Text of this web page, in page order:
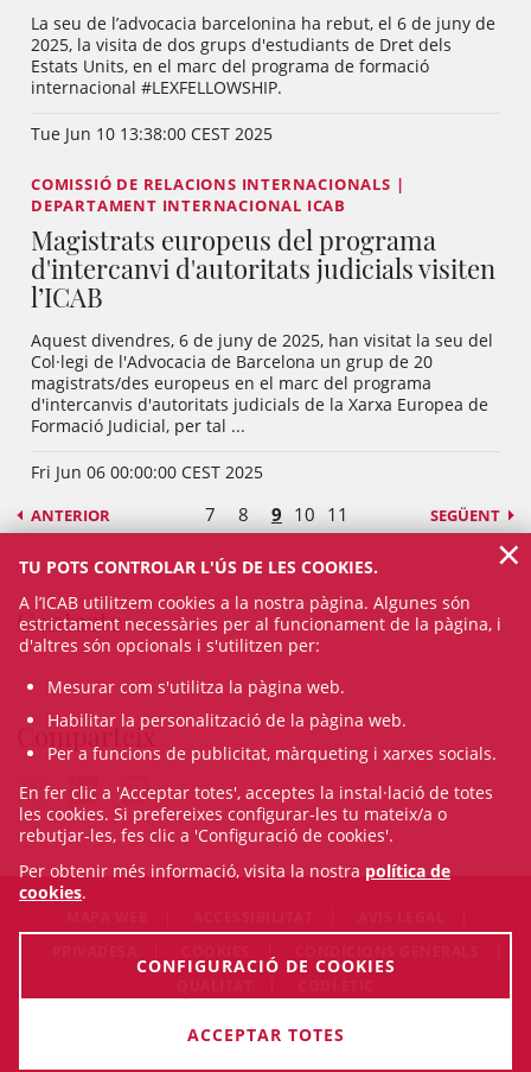
La seu de l’advocacia barcelonina ha rebut, el 6 de juny de
2025, la visita de dos grups d'estudiants de Dret dels
Estats Units, en el marc del programa de formació
internacional #LEXFELLOWSHIP.
Tue Jun 10 13:38:00 CEST 2025
COMISSIÓ DE RELACIONS INTERNACIONALS |
DEPARTAMENT INTERNACIONAL ICAB
Magistrats europeus del programa
d'intercanvi d'autoritats judicials visiten
l’ICAB
Aquest divendres, 6 de juny de 2025, han visitat la seu del
Col·legi de l'Advocacia de Barcelona un grup de 20
magistrats/des europeus en el marc del programa
d'intercanvis d'autoritats judicials de la Xarxa Europea de
Formació Judicial, per tal ...
Fri Jun 06 00:00:00 CEST 2025
ANTERIOR 7 8 9 10 11 SEGÜENT
Contacte
Comparteix
© Sun Aug 09 08:10:08 CEST 2026 Il·lustre Col·legi de
TU POTS CONTROLAR L'ÚS DE LES COOKIES.
A l’ICAB utilitzem cookies a la nostra pàgina. Algunes són
estrictament necessàries per al funcionament de la pàgina, i
d'altres són opcionals i s'utilitzen per:
Mesurar com s'utilitza la pàgina web.
Habilitar la personalització de la pàgina web.
Per a funcions de publicitat, màrqueting i xarxes socials.
En fer clic a 'Acceptar totes', acceptes la instal·lació de totes
les cookies. Si prefereixes configurar-les tu mateix/a o
rebutjar-les, fes clic a 'Configuració de cookies'.
Per obtenir més informació, visita la nostra política de
cookies.
CONFIGURACIÓ DE COOKIES
ACCEPTAR TOTES
×